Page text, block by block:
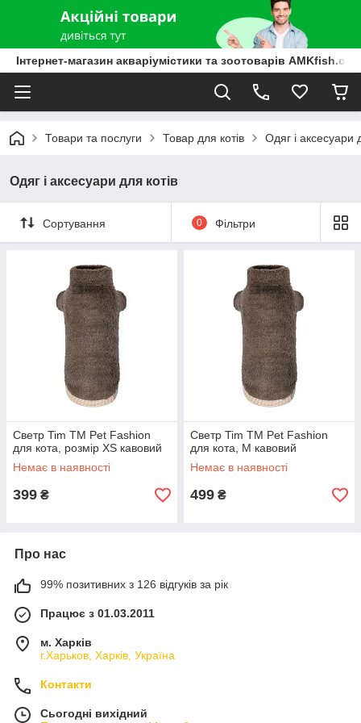
Інтернет-магазин акваріумістики та зоотоварів AMKfish.com
Товари та послуги Товар для котів Одяг і аксесуари
Одяг і аксесуари для котів
Сортування 0 Фільтри
Светр Tim ТМ Pet Fashion
для кота, розмір ХS кавовий
Немає в наявності
399 ₴
Светр Tim ТМ Pet Fashion
для кота, М кавовий
Немає в наявності
499 ₴
Про нас
99% позитивних з 126 відгуків за рік
Працює з 01.03.2011
м. Харків
г.Харьков, Харків, Україна
Контакти
Сьогодні вихідний